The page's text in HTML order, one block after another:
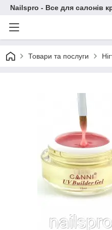
Nailspro - Все для салонів
Товари та послуги